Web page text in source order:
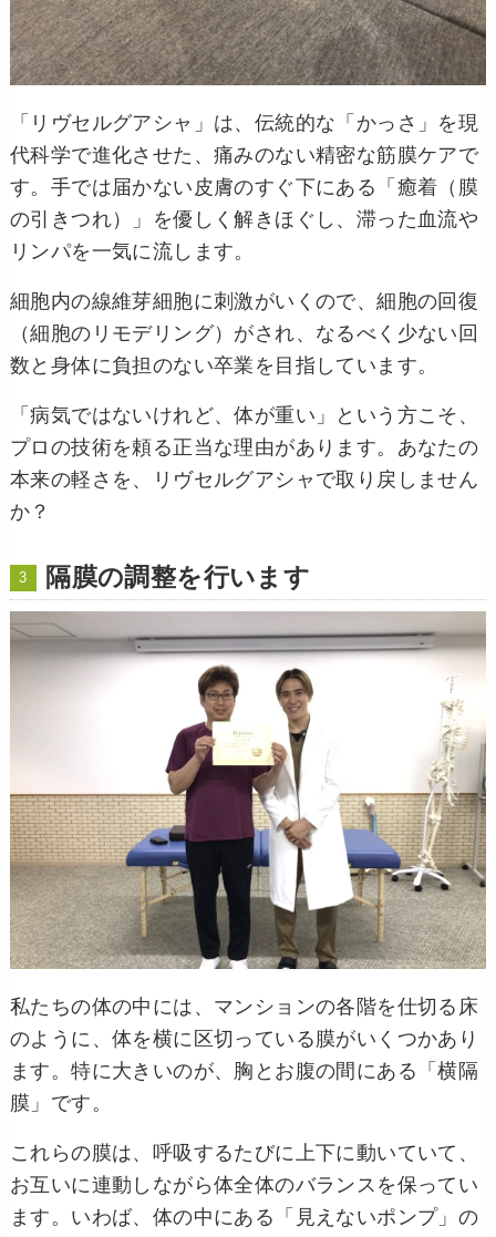
「リヴセルグアシャ」は、伝統的な「かっさ」を現
代科学で進化させた、痛みのない精密な筋膜ケアで
す。手では届かない皮膚のすぐ下にある「癒着（膜
の引きつれ）」を優しく解きほぐし、滞った血流や
リンパを一気に流します。
細胞内の線維芽細胞に刺激がいくので、細胞の回復
（細胞のリモデリング）がされ、なるべく少ない回
数と身体に負担のない卒業を目指しています。
「病気ではないけれど、体が重い」という方こそ、
プロの技術を頼る正当な理由があります。あなたの
本来の軽さを、リヴセルグアシャで取り戻しません
か？
隔膜の調整を行います
私たちの体の中には、マンションの各階を仕切る床
のように、体を横に区切っている膜がいくつかあり
ます。特に大きいのが、胸とお腹の間にある「横隔
膜」です。
これらの膜は、呼吸するたびに上下に動いていて、
お互いに連動しながら体全体のバランスを保ってい
ます。いわば、体の中にある「見えないポンプ」の